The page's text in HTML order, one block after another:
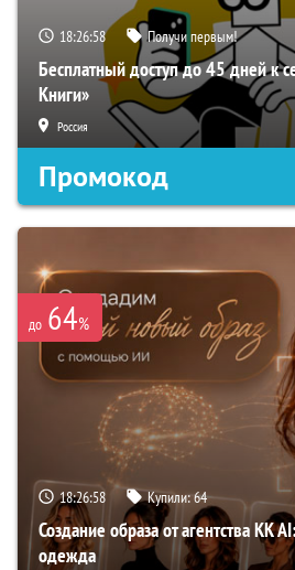
18:26:57 Получи первым!
Бесплатный доступ до 45 дней к
Книги»
Россия
Промокод
до 64%
18:26:57 Купили:64
Создание образа от агентства KK
одежда